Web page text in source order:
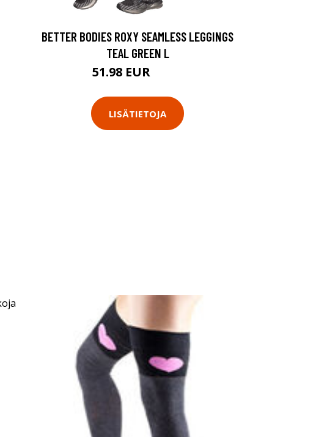
BETTER BODIES ROXY SEAMLESS LEGGINGS
TEAL GREEN L
51.98 EUR
LISÄTIETOJA